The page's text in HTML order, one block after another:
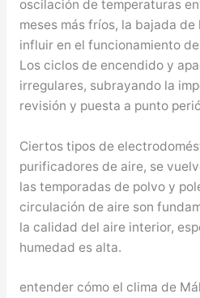
oscilación de temperaturas
meses más fríos, la bajada
influir en el funcionamiento
Los ciclos de encendido y
irregulares, subrayando la
revisión y puesta a punto
Ciertos tipos de
purificadores de aire, se
las temporadas de polvo y
circulación de aire son
la calidad del aire interior,
humedad es alta.
entender cómo el clima de